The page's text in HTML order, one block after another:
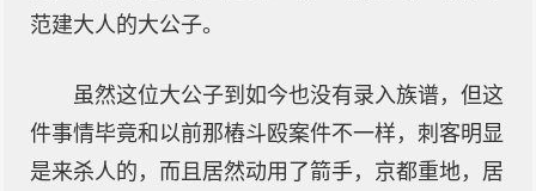
范建大人的大公子。
虽然这位大公子到如今也没有录入族谱，但这
件事情毕竟和以前那樁斗殴案件不一样，刺客明显
是来杀人的，而且居然动用了箭手，京都重地，居